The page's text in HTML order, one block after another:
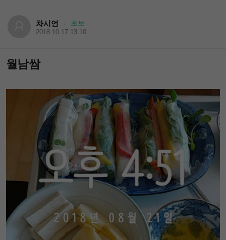
차시언 · 초보
2018.10.17 13:10
월남쌈